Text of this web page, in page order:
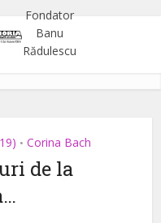
• Corina Bach
de la